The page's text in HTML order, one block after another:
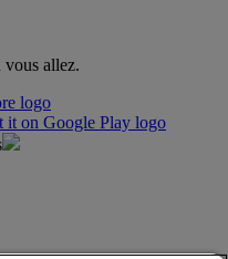
vous allez.